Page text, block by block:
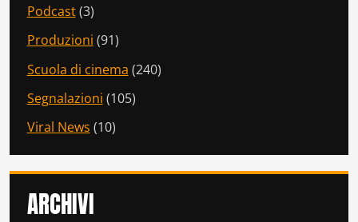
Podcast(3)
Produzioni (91)
Scuola di cinema (240)
Segnalazioni (105)
Viral News (10)
ARCHIVI